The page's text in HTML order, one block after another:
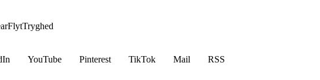
FlytTryghed
YouTube Pinterest TikTok Mail
RSS